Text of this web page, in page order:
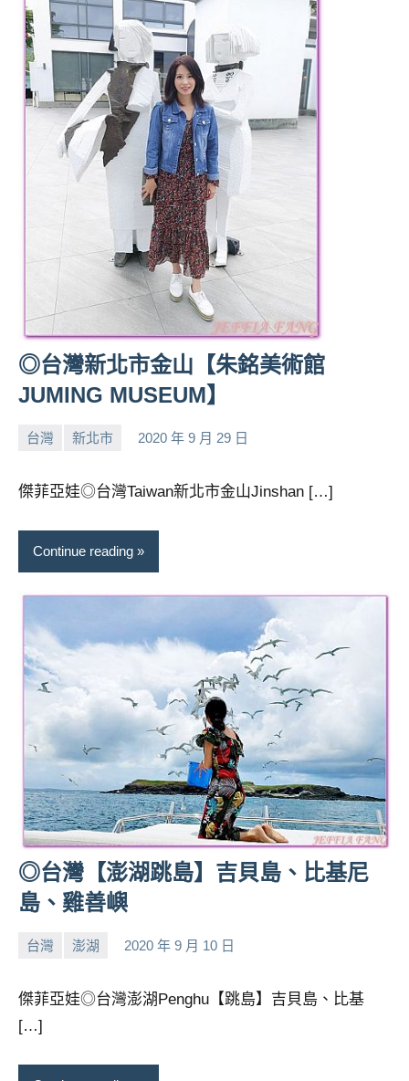
◎台灣新北市金山【朱銘美術館
JUMING MUSEUM】
台灣 新北市 2020 年 9 月 29 日
小
No
傑菲亞娃◎台灣Taiwan新北市金山Jinshan […]
Continue reading
◎台灣【澎湖跳島】吉貝島、比基尼
島、雞善嶼
台灣 澎湖 2020 年 9 月 10 日
小
No
傑菲亞娃◎台灣澎湖Penghu【跳島】吉貝島、比基
[…]